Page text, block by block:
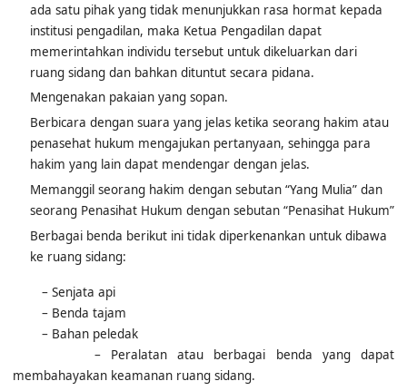
menunjukkan rasa hormat kepada institusi pengadilan. Jika
ada satu pihak yang tidak menunjukkan rasa hormat kepada
institusi pengadilan, maka Ketua Pengadilan dapat
memerintahkan individu tersebut untuk dikeluarkan dari
ruang sidang dan bahkan dituntut secara pidana.
Mengenakan pakaian yang sopan.
Berbicara dengan suara yang jelas ketika seorang hakim atau
penasehat hukum mengajukan pertanyaan, sehingga para
hakim yang lain dapat mendengar dengan jelas.
Memanggil seorang hakim dengan sebutan “Yang Mulia” dan
seorang Penasihat Hukum dengan sebutan “Penasihat Hukum”
Berbagai benda berikut ini tidak diperkenankan untuk dibawa
– Senjata api
– Benda tajam
– Bahan peledak
– Peralatan atau berbagai benda yang dapat